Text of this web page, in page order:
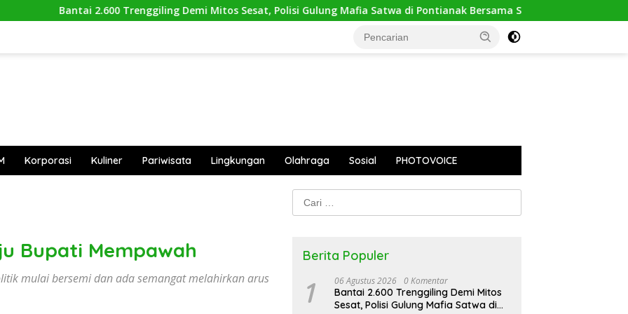
Trenggiling Demi Mitos Sesat, Polisi Gulung Mafia Satwa di Pontianak Bersama Setengah Ton Sisik Haram
Korporasi Kuliner Pariwisata Lingkungan Olahraga Sosial PHOTOVOICE
Bupati Mempawah
mulai bersemi dan ada semangat melahirkan arus
Cari
untuk:
Berita Populer
1 06 Agustus 2026 0 Komentar
Bantai 2.600 Trenggiling Demi Mitos
Sesat, Polisi Gulung Mafia Satwa di